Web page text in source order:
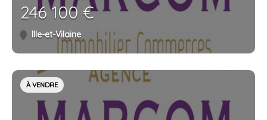
246 100 €
Ille-et-Vilaine
À VENDRE